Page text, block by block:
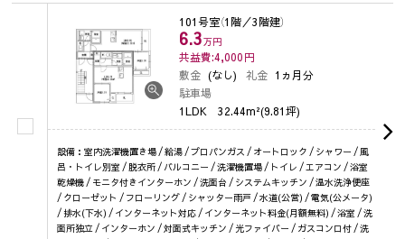
101号室（1階／3階建）
6.3万円
共益費:4,000円
敷金 (なし) 礼金 1ヵ月分
駐車場
1LDK 32.44m²(9.81坪)
設備：室内洗濯機置き場 / 給湯 / プロパンガス / オートロック / シャワー / 風
呂・トイレ別室 / 脱衣所 / バルコニー / 洗濯機置場 / トイレ / エアコン / 浴室
乾燥機 / モニタ付きインターホン / 洗面台 / システムキッチン / 温水洗浄便座
/ クローゼット / フローリング / シャッター雨戸 / 水道(公営) / 電気(公メータ)
/ 排水(下水) / インターネット対応 / インターネット料金(月額無料) / 浴室 / 洗
面所独立 / インターホン / 対面式キッチン / 光ファイバー / ガスコンロ付 / 洗